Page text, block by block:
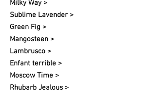
Milky Way >
Sublime Lavender >
Green Fig >
Mangosteen >
Lambrusco >
Enfant terrible >
Moscow Time >
Rhubarb Jealous >